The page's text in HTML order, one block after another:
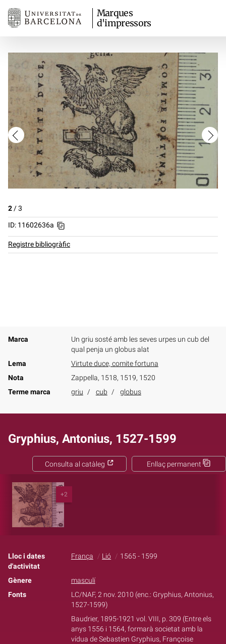
Marques
d'impressors
2/3
ID: 11602636a
Registre bibliogràfic
Marca
Un griu sosté amb les seves urpes un cub del
qual penja un globus alat
Lema
Virtute duce, comite fortuna
Nota
Zappella, 1518, 1519, 1520
Terme marca
griu cub globus
Gryphius, Antonius, 1527-1599
Enllaç permanent
Consulta al catàleg
+2
Lloc i dates
d'activitat
França Lió 1565 - 1599
Gènere
masculí
Fonts
LC/NAF, 2 nov. 2010 (enc.: Gryphius, Antonius,
1527-1599)
Baudrier, 1895-1921 vol. VIII, p. 309 (Entre els
anys 1556 i 1564, formarà societat amb la
vídua de Sebastien Gryphius, Françoise